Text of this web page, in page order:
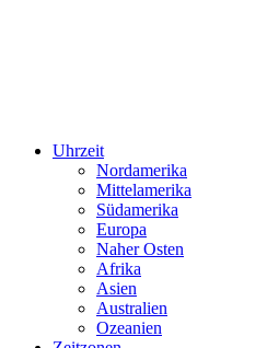
Uhrzeit
Nordamerika
Mittelamerika
Südamerika
Europa
Naher Osten
Afrika
Asien
Australien
Ozeanien